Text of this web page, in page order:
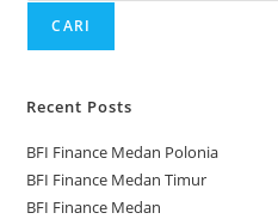
CARI
Recent Posts
BFI Finance Medan Polonia
BFI Finance Medan Timur
BFI Finance Medan